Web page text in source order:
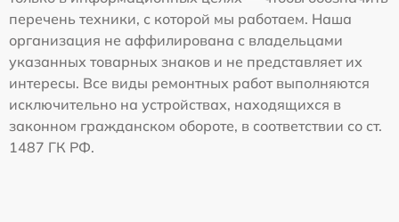
перечень техники, с которой мы работаем. Наша
организация не аффилирована с владельцами
указанных товарных знаков и не представляет их
интересы. Все виды ремонтных работ выполняются
исключительно на устройствах, находящихся в
законном гражданском обороте, в соответствии со ст.
1487 ГК РФ.